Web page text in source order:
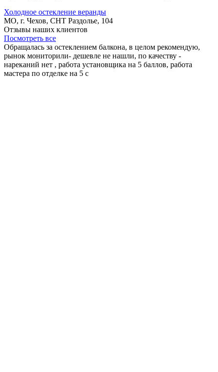
Холодное остекление веранды
МО, г. Чехов, СНТ Раздолье, 104
Отзывы наших клиентов
Посмотреть все
Обращалась за остеклением балкона, в целом рекомендую,
рынок мониторили- дешевле не нашли, по качеству -
нареканий нет , работа установщика на 5 баллов, работа
мастера по отделке на 5 с